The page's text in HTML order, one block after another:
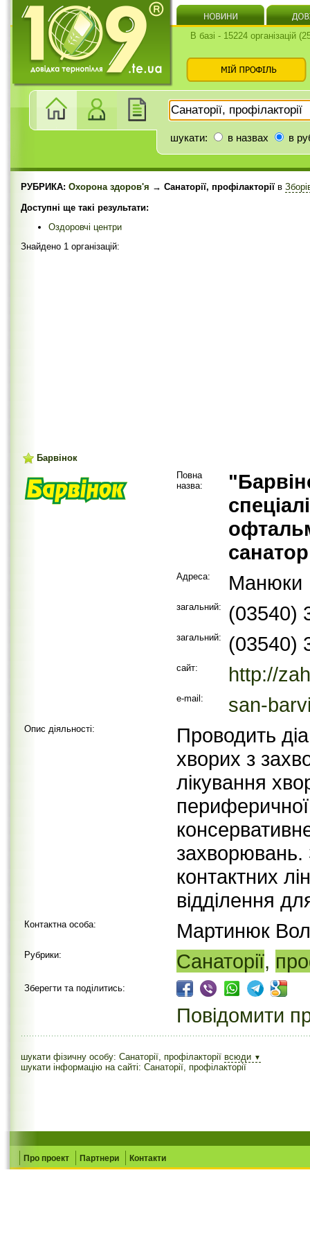
В базі - 15224 організацій
шукати: в назвах в
РУБРИКА: Охорона здоров'я → Санаторії, профілакторії в
Доступні ще такі результати:
Оздоровчі центри
Знайдено 1 організацій:
Барвінок
Повна
назва:
Адреса: Манюки
загальний: (03540)
загальний: (03540)
сайт: http://
e-mail: san-
Опис діяльності:
Проводить
хворих з
лікування
захворювань.
контактних
відділення
Контактна особа: Мартинюк
Рубрики: Санаторії,
Зберегти та поділитись:
Повідомити
шукати фізичну особу: Санаторії, профілакторії всюди ▼
шукати інформацію на сайті: Санаторії, профілакторії
Про проект Партнери Контакти